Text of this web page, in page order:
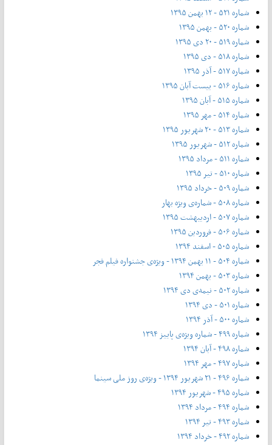
شماره ۵۲۱ - ۱۲ بهمن ۱۳۹۵
شماره ۵۲۰ - بهمن ۱۳۹۵
شماره ۵۱۹ - ۲۰ دی ۱۳۹۵
شماره ۵۱۸ - دی ۱۳۹۵
شماره ۵۱۷ - آذر ۱۳۹۵
شماره ۵۱۶ - بیست آبان ۱۳۹۵
شماره ۵۱۵ - آبان ۱۳۹۵
شماره ۵۱۴ - مهر ۱۳۹۵
شماره ۵۱۳ - ۲۰ شهریور ۱۳۹۵
شماره ۵۱۲ - شهریور ۱۳۹۵
شماره ۵۱۱ - مرداد ۱۳۹۵
شماره ۵۱۰ - تیر ۱۳۹۵
شماره ۵۰۹ - خرداد ۱۳۹۵
شماره ۵۰۸ - شماره‌ی ویژه بهار
شماره ۵۰۷ - اردیبهشت ۱۳۹۵
شماره ۵۰۶ - فروردین ۱۳۹۵
شماره ۵۰۵ - اسفند ۱۳۹۴
شماره ۵۰۴ - ۱۱ بهمن ۱۳۹۴ - ویژه‌ی جشنواره فیلم فجر
شماره ۵۰۳ - بهمن ۱۳۹۴
شماره ۵۰۲ - نیمه‌ی دی ۱۳۹۴
شماره ۵۰۱ - دی ۱۳۹۴
شماره ۵۰۰ - آذر ۱۳۹۴
شماره ۴۹۹ - شماره ویژه‌ی پاییز ۱۳۹۴
شماره ۴۹۸ - آبان ۱۳۹۴
شماره ۴۹۷ - مهر ۱۳۹۴
شماره ۴۹۶ - ۲۱ شهریور ۱۳۹۴ - ویژه‌ی روز ملی سینما
شماره ۴۹۵ - شهریور ۱۳۹۴
شماره ۴۹۴ - مرداد ۱۳۹۴
شماره ۴۹۳ - تیر ۱۳۹۴
شماره ۴۹۲ - خرداد ۱۳۹۴